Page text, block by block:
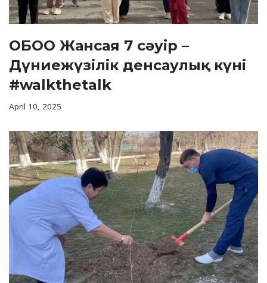
ОБОО Жансая 7 сәуір –
Дүниежүзілік денсаулық күні
#walkthetalk
April 10, 2025